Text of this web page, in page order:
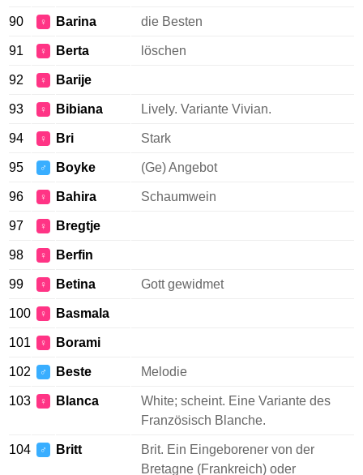
90 ♀ Barina die Besten
91 ♀ Berta löschen
92 ♀ Barije
93 ♀ Bibiana Lively. Variante Vivian.
94 ♀ Bri Stark
95 ♂ Boyke (Ge) Angebot
96 ♀ Bahira Schaumwein
97 ♀ Bregtje
98 ♀ Berfin
99 ♀ Betina Gott gewidmet
100 ♀ Basmala
101 ♀ Borami
102 ♂ Beste Melodie
103 ♀ Blanca
White; scheint. Eine Variante des
Französisch Blanche.
104 ♂ Britt
Brit. Ein Eingeborener von der
Bretagne (Frankreich) oder